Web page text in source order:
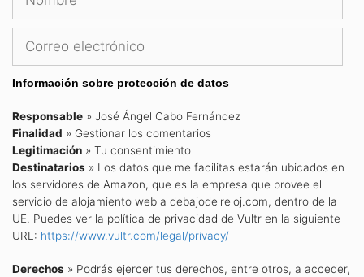
Correo
Información sobre protección de datos
Responsable » José Ángel Cabo Fernández
Finalidad » Gestionar los comentarios
Legitimación » Tu consentimiento
Destinatarios » Los datos que me facilitas estarán ubicados en
los servidores de Amazon, que es la empresa que provee el
servicio de alojamiento web a debajodelreloj.com, dentro de la
UE. Puedes ver la política de privacidad de Vultr en la siguiente
URL: https://www.vultr.com/legal/privacy/
Derechos » Podrás ejercer tus derechos, entre otros, a acceder,